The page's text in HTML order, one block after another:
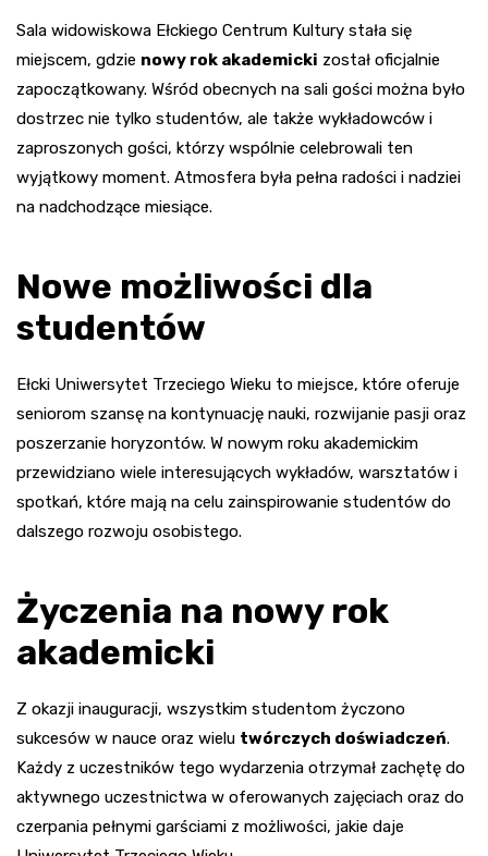
Sala widowiskowa Ełckiego Centrum Kultury stała się
miejscem, gdzie nowy rok akademicki został oficjalnie
zapoczątkowany. Wśród obecnych na sali gości można było
dostrzec nie tylko studentów, ale także wykładowców i
zaproszonych gości, którzy wspólnie celebrowali ten
wyjątkowy moment. Atmosfera była pełna radości i nadziei
na nadchodzące miesiące.
Nowe możliwości dla
studentów
Ełcki Uniwersytet Trzeciego Wieku to miejsce, które oferuje
seniorom szansę na kontynuację nauki, rozwijanie pasji oraz
poszerzanie horyzontów. W nowym roku akademickim
przewidziano wiele interesujących wykładów, warsztatów i
spotkań, które mają na celu zainspirowanie studentów do
dalszego rozwoju osobistego.
Życzenia na nowy rok
akademicki
Z okazji inauguracji, wszystkim studentom życzono
sukcesów w nauce oraz wielu twórczych doświadczeń.
Każdy z uczestników tego wydarzenia otrzymał zachętę do
aktywnego uczestnictwa w oferowanych zajęciach oraz do
czerpania pełnymi garściami z możliwości, jakie daje